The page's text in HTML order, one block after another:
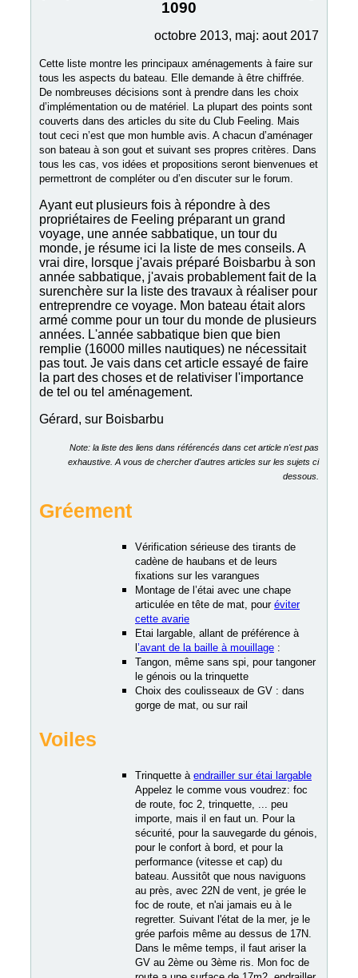
1090
octobre 2013, maj: aout 2017
Cette liste montre les principaux aménagements à faire sur
tous les aspects du bateau. Elle demande à être chiffrée.
De nombreuses décisions sont à prendre dans les choix
d’implémentation ou de matériel. La plupart des points sont
couverts dans des articles du site du Club Feeling. Mais
tout ceci n’est que mon humble avis. A chacun d’aménager
son bateau à son gout et suivant ses propres critères. Dans
tous les cas, vos idées et propositions seront bienvenues et
permettront de compléter ou d’en discuter sur le forum.
Ayant eut plusieurs fois à répondre à des
propriétaires de Feeling préparant un grand
voyage, une année sabbatique, un tour du
monde, je résume ici la liste de mes conseils. A
vrai dire, lorsque j'avais préparé Boisbarbu à son
année sabbatique, j'avais probablement fait de la
surenchère sur la liste des travaux à réaliser pour
entreprendre ce voyage. Mon bateau était alors
armé comme pour un tour du monde de plusieurs
années. L'année sabbatique bien que bien
remplie (16000 milles nautiques) ne nécessitait
pas tout. Je vais dans cet article essayé de faire
la part des choses et de relativiser l'importance
de tel ou tel aménagement.
Gérard, sur Boisbarbu
Note: la liste des liens dans référencés dans cet article n'est pas
exhaustive. A vous de chercher d'autres articles sur les sujets ci
dessous.
Gréement
Vérification sérieuse des tirants de
cadène de haubans et de leurs
fixations sur les varangues
Montage de l’étai avec une chape
articulée en tête de mat, pour éviter
cette avarie
Etai largable, allant de préférence à
l’avant de la baille à mouillage :
Tangon, même sans spi, pour tangoner
le génois ou la trinquette
Choix des coulisseaux de GV : dans
gorge de mat, ou sur rail
Voiles
Trinquette à endrailler sur étai largable
Appelez le comme vous voudrez: foc
de route, foc 2, trinquette, ... peu
importe, mais il en faut un. Pour la
sécurité, pour la sauvegarde du génois,
pour le confort à bord, et pour la
performance (vitesse et cap) du
bateau. Aussitôt que nous naviguons
au près, avec 22N de vent, je grée le
foc de route, et n'ai jamais eu à le
regretter. Suivant l'état de la mer, je le
grée parfois même au dessus de 17N.
Dans le même temps, il faut ariser la
GV au 2ème ou 3ème ris. Mon foc de